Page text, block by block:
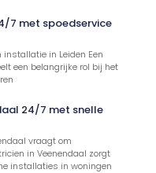
7 met spoedservice
installatie in Leiden Een
een belangrijke rol bij het
24/7 met snelle
vraagt om
in Veenendaal zorgt
installaties in woningen